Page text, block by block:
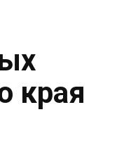
края